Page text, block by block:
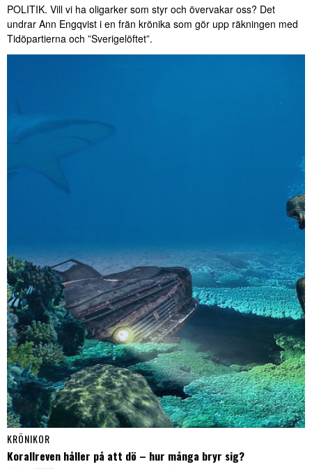
POLITIK. Vill vi ha oligarker som styr och övervakar oss? Det
undrar Ann Engqvist i en frän krönika som gör upp räkningen med
Tidöpartierna och ”Sverigelöftet”.
KRÖNIKOR
Korallreven håller på att dö – hur många bryr sig?